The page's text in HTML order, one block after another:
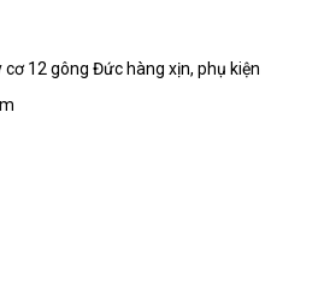
12 gông Đức hàng xịn, phụ kiện